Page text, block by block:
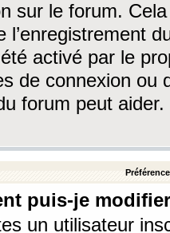
sur le forum.
l’enregistrement
activé par le
de connexion ou
forum peut aider.
puis-je
un utilisateur